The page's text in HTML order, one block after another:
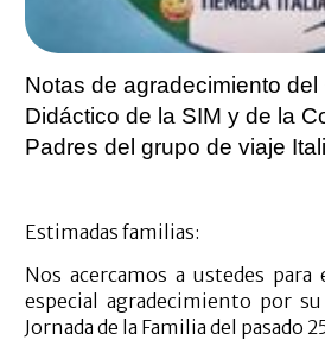
Notas de agradecimiento del
Didáctico de la SIM y de la
Padres del grupo de viaje
Estimadas familias:
Nos acercamos a ustedes para
especial agradecimiento por
Jornada de la Familia del pasado